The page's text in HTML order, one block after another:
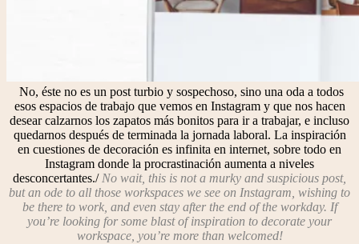
No, éste no es un post turbio y sospechoso, sino una oda a todos
esos espacios de trabajo que vemos en Instagram y que nos hacen
desear calzarnos los zapatos más bonitos para ir a trabajar, e incluso
quedarnos después de terminada la jornada laboral. La inspiración
en cuestiones de decoración es infinita en internet, sobre todo en
Instagram donde la procrastinación aumenta a niveles
desconcertantes./ No wait, this is not a murky and suspicious post,
but an ode to all those workspaces we see on Instagram, wishing to
be there to work, and even stay after the end of the workday. If
you’re looking for some blast of inspiration to decorate your
workspace, you’re more than welcomed!